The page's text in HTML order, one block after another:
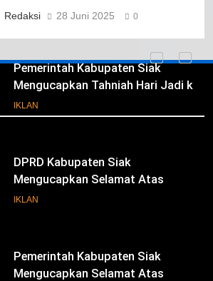
Redaksi 28 Juni 2025 0
IKLAN
Pemerintah Kabupaten Siak
Mengucapkan Tahniah Hari Jadi ke-
26 Kabupaten Siak
IKLAN
DPRD Kabupaten Siak
Mengucapkan Selamat Atas
Pengambilan Sumpah Jabatan
IKLAN
Pemerintah Kabupaten Siak
Mengucapkan Selamat Atas